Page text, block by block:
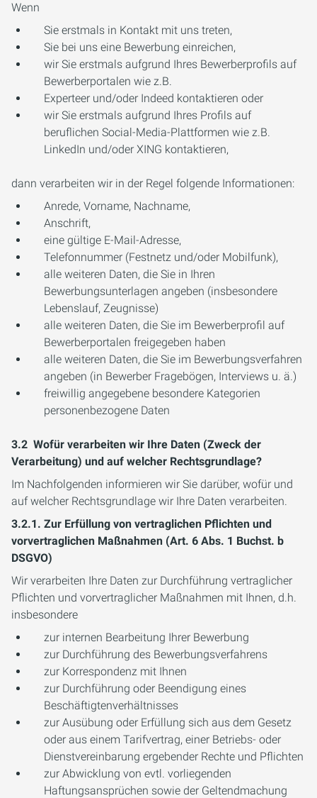
Wenn
Sie erstmals in Kontakt mit uns treten,
Sie bei uns eine Bewerbung einreichen,
wir Sie erstmals aufgrund Ihres Bewerberprofils auf
Bewerberportalen wie z.B.
Experteer und/oder Indeed kontaktieren oder
wir Sie erstmals aufgrund Ihres Profils auf
beruflichen Social-Media-Plattformen wie z.B.
LinkedIn und/oder XING kontaktieren,
dann verarbeiten wir in der Regel folgende Informationen:
Anrede, Vorname, Nachname,
Anschrift,
eine gültige E-Mail-Adresse,
Telefonnummer (Festnetz und/oder Mobilfunk),
alle weiteren Daten, die Sie in Ihren
Bewerbungsunterlagen angeben (insbesondere
Lebenslauf, Zeugnisse)
alle weiteren Daten, die Sie im Bewerberprofil auf
Bewerberportalen freigegeben haben
alle weiteren Daten, die Sie im Bewerbungsverfahren
angeben (in Bewerber Fragebögen, Interviews u. ä.)
freiwillig angegebene besondere Kategorien
personenbezogene Daten
3.2 Wofür verarbeiten wir Ihre Daten (Zweck der
Verarbeitung) und auf welcher Rechtsgrundlage?
Im Nachfolgenden informieren wir Sie darüber, wofür und
auf welcher Rechtsgrundlage wir Ihre Daten verarbeiten.
3.2.1. Zur Erfüllung von vertraglichen Pflichten und
vorvertraglichen Maßnahmen (Art. 6 Abs. 1 Buchst. b
DSGVO)
Wir verarbeiten Ihre Daten zur Durchführung vertraglicher
Pflichten und vorvertraglicher Maßnahmen mit Ihnen, d.h.
insbesondere
zur internen Bearbeitung Ihrer Bewerbung
zur Durchführung des Bewerbungsverfahrens
zur Korrespondenz mit Ihnen
zur Durchführung oder Beendigung eines
Beschäftigtenverhältnisses
zur Ausübung oder Erfüllung sich aus dem Gesetz
oder aus einem Tarifvertrag, einer Betriebs- oder
Dienstvereinbarung ergebender Rechte und Pflichten
zur Abwicklung von evtl. vorliegenden
Haftungsansprüchen sowie der Geltendmachung